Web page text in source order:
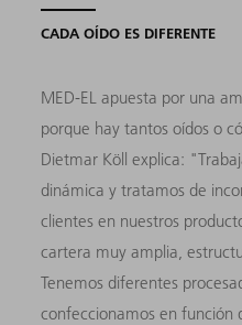
CADA OÍDO ES DIFERENTE
MED-EL apuesta por una
porque hay tantos oídos o
Dietmar Köll explica:
dinámica y tratamos de
clientes en nuestros
cartera muy amplia,
Tenemos diferentes
confeccionamos en función